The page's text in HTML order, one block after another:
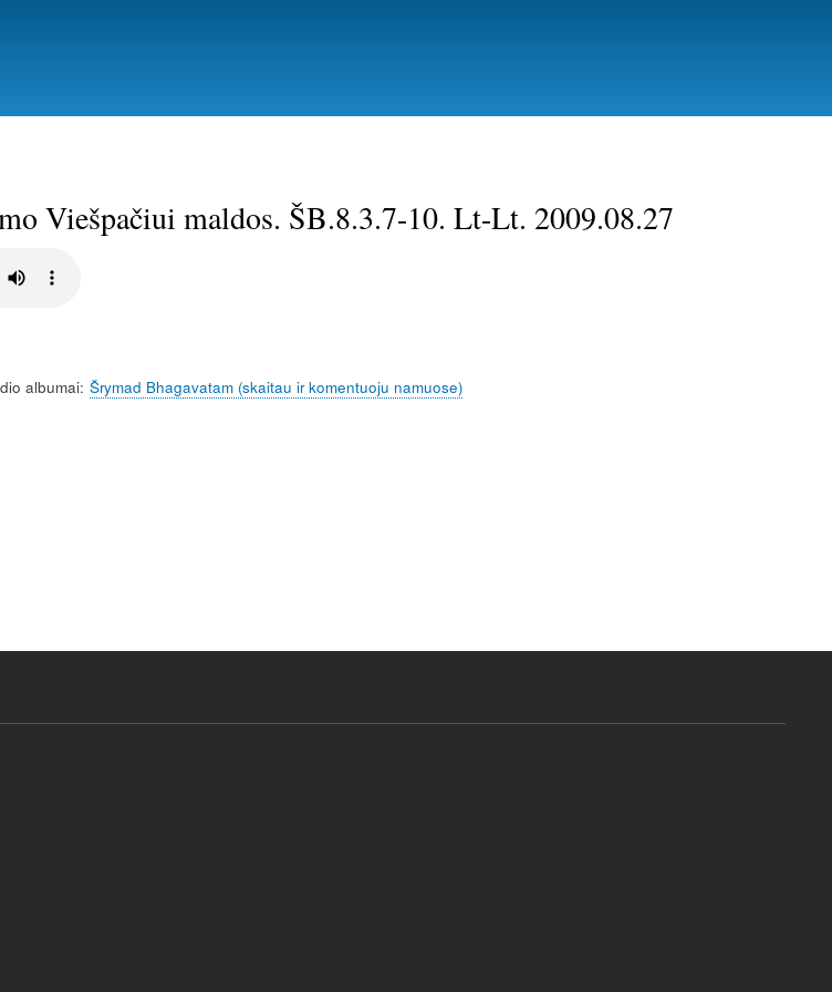
Viešpačiui maldos. ŠB.8.3.7-10. Lt-Lt. 2009.08.27
albumai Šrymad Bhagavatam (skaitau ir komentuoju namuose)